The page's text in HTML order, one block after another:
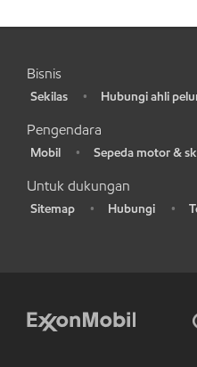
Bisnis
Sekilas • Hubungi ahli
Pengendara
Mobil • Sepeda motor &
Untuk dukungan
Sitemap • Hubungi •